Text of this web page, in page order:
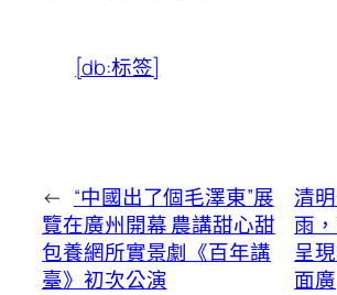
[db:标签]
← “中國出了個毛澤東”展
覽在廣州開幕 農講甜心甜
包養網所實景劇《百年講
臺》初次公演
清
雨
呈
面廣